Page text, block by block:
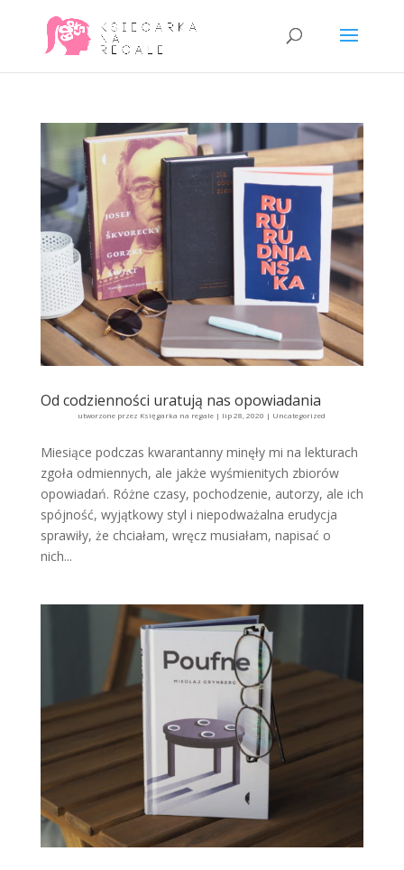
Od codzienności uratują nas opowiadania
utworzone przez Księgarka na regale | lip 28, 2020 | Uncategorized
Miesiące podczas kwarantanny minęły mi na lekturach
zgoła odmiennych, ale jakże wyśmienitych zbiorów
opowiadań. Różne czasy, pochodzenie, autorzy, ale ich
spójność, wyjątkowy styl i niepodważalna erudycja
sprawiły, że chciałam, wręcz musiałam, napisać o
nich...